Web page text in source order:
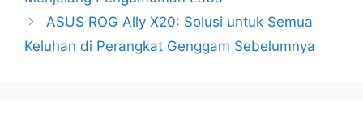
ASUS ROG Ally X20: Solusi untuk Semua
Keluhan di Perangkat Genggam Sebelumnya